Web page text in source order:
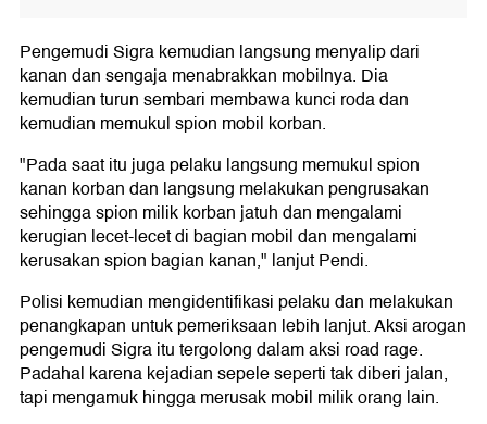
Pengemudi Sigra kemudian langsung menyalip dari
kanan dan sengaja menabrakkan mobilnya. Dia
kemudian turun sembari membawa kunci roda dan
kemudian memukul spion mobil korban.
"Pada saat itu juga pelaku langsung memukul spion
kanan korban dan langsung melakukan pengrusakan
sehingga spion milik korban jatuh dan mengalami
kerugian lecet-lecet di bagian mobil dan mengalami
kerusakan spion bagian kanan," lanjut Pendi.
Polisi kemudian mengidentifikasi pelaku dan melakukan
penangkapan untuk pemeriksaan lebih lanjut. Aksi arogan
pengemudi Sigra itu tergolong dalam aksi road rage.
Padahal karena kejadian sepele seperti tak diberi jalan,
tapi mengamuk hingga merusak mobil milik orang lain.